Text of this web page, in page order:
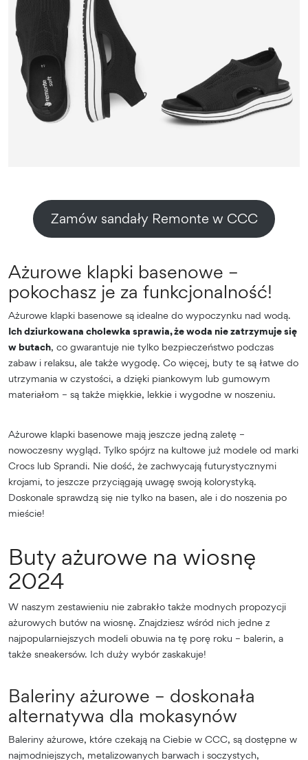
Zamów sandały Remonte w CCC
Ażurowe klapki basenowe –
pokochasz je za funkcjonalność!
Ażurowe klapki basenowe są idealne do wypoczynku nad wodą.
Ich dziurkowana cholewka sprawia, że woda nie zatrzymuje się
w butach, co gwarantuje nie tylko bezpieczeństwo podczas
zabaw i relaksu, ale także wygodę. Co więcej, buty te są łatwe do
utrzymania w czystości, a dzięki piankowym lub gumowym
materiałom – są także miękkie, lekkie i wygodne w noszeniu.
Ażurowe klapki basenowe mają jeszcze jedną zaletę –
nowoczesny wygląd. Tylko spójrz na kultowe już modele od marki
Crocs lub Sprandi. Nie dość, że zachwycają futurystycznymi
krojami, to jeszcze przyciągają uwagę swoją kolorystyką.
Doskonale sprawdzą się nie tylko na basen, ale i do noszenia po
mieście!
Buty ażurowe na wiosnę
2024
W naszym zestawieniu nie zabrakło także modnych propozycji
ażurowych butów na wiosnę. Znajdziesz wśród nich jedne z
najpopularniejszych modeli obuwia na tę porę roku – balerin, a
także sneakersów. Ich duży wybór zaskakuje!
Baleriny ażurowe – doskonała
alternatywa dla mokasynów
Baleriny ażurowe, które czekają na Ciebie w CCC, są dostępne w
najmodniejszych, metalizowanych barwach i soczystych,